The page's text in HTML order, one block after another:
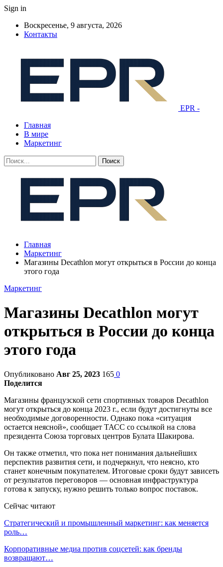
Sign in
Воскресенье, 9 августа, 2026
Контакты
EPR -
Главная
В мире
Маркетинг
Главная
Маркетинг
Магазины Decathlon могут открыться в России до конца
этого года
Маркетинг
Магазины Decathlon могут
открыться в России до конца
этого года
Опубликовано Авг 25, 2023 165 0
Поделится
Магазины французской сети спортивных товаров Decathlon
могут открыться до конца 2023 г., если будут достигнуты все
необходимые договоренности. Однако пока «ситуация
остается неясной», сообщает ТАСС со ссылкой на слова
президента Союза торговых центров Булата Шакирова.
Он также отметил, что пока нет понимания дальнейших
перспектив развития сети, и подчеркнул, что неясно, кто
станет конечным покупателем. Итоговые сроки будут зависеть
от результатов переговоров — основная инфраструктура
готова к запуску, нужно решить только вопрос поставок.
Сейчас читают
Стратегический и промышленный маркетинг: как меняется
роль…
Корпоративные медиа против соцсетей: как бренды
возвращают…